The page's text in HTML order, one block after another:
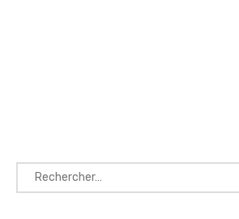
Rechercher :